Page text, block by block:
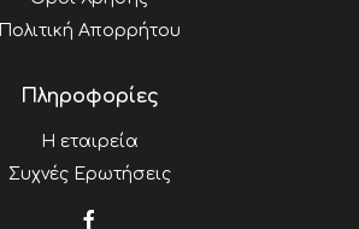
Πολιτική Απορρήτου
Πληροφορίες
Η εταιρεία
Συχνές Ερωτήσεις